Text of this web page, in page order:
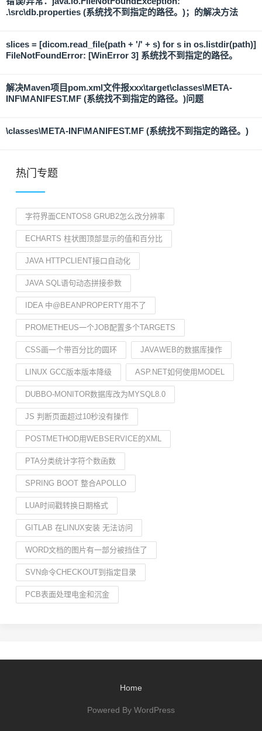
.\src\db.properties (系统找不到指定的路径。)；的解决方法
slices = [dicom.read_file(path + '/' + s) for s in os.listdir(path)]
FileNotFoundError: [WinError 3] 系统找不到指定的路径。
解决Maven项目pom.xml文件报xxx\target\classes\META-
INF\MANIFEST.MF (系统找不到指定的路径。)问题
\classes\META-INF\MANIFEST.MF (系统找不到指定的路径。)
热门专题
字符界面CENTOS8 GRUB2怎么改分辨率
ECHARTS 柱状图顶部显示的值和百分比
JAVA HTTPCLIENT接口自动化
JAVA SQL语句动态拼接参数
IDEA 中@BEANPROPERTY用不了
PROMETHEUS一个JOB配置多个TARGETS
CSS画一个带百分比的圆环 JAVAWEB的数据库操作
LINUX GCC版本版本降级 ASP.NET如何使用MODEL
DUBBO-MONITOR数据库改为MYSQL8.0
JS 判断页面超过10秒没有操作
POSTMETHOD用WEBSERVICE的XML
PTA分类统计字符个数函数
SPRING BOOT 整合APOLLO
LUA时间戳转换日期格式
GITLAB 在LINUX安装 无法访问
WORD文档的图片有一部分被挡住了
SVN命令CHECKOUT到指定目录
PCB表面处理电金和沉金
Home
Powered By WordPress